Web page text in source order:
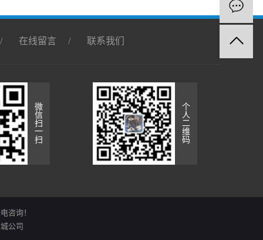
在线留言 / 联系我们
微
信
扫
一
扫
个
人
二
维
码
咨询！
公司